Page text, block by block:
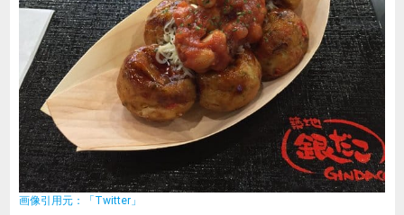
画像引用元：「Twitter」